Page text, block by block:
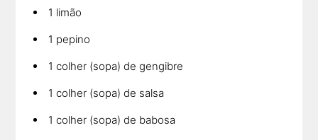
1 limão
1 pepino
1 colher (sopa) de gengibre
1 colher (sopa) de salsa
1 colher (sopa) de babosa